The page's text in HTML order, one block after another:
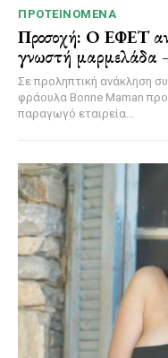
ΠΡΟΤΕΙΝΌΜΕΝΑ
Προσοχή: Ο ΕΦΕΤ
γνωστή μαρμελάδα
Σε προληπτική ανάκληση
φράουλα Bonne Maman
παραγωγό εταιρεία...